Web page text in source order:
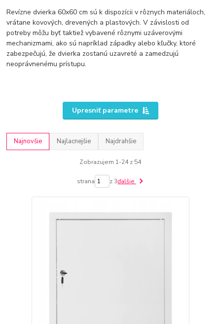
Revízne dvierka 60x60 cm sú k dispozícii v rôznych materiáloch,
vrátane kovových, drevených a plastových. V závislosti od
potreby môžu byť taktiež vybavené rôznymi uzáverovými
mechanizmami, ako sú napríklad západky alebo kľučky, ktoré
zabezpečujú, že dvierka zostanú uzavreté a zamedzujú
neoprávnenému prístupu.
Upresniť parametre
Najnovšie Najlacnejšie Najdrahšie
Zobrazujem 1-24 z 54
strana z 3ďalšie